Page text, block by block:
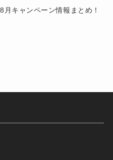
月キャンペーン情報まとめ！